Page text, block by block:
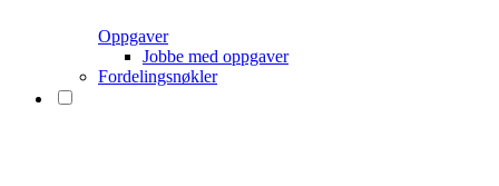
Oppgaver
Jobbe med oppgaver
Fordelingsnøkler